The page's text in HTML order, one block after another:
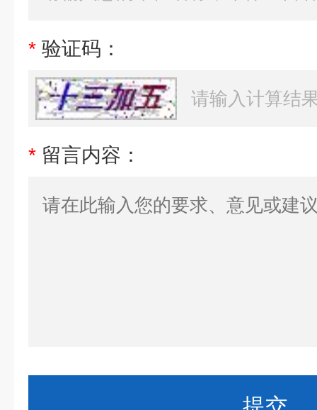
* 验证码：
* 留言内容：